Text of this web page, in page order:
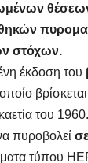
στόχων.
έκδοση του
του 1960.
πυροβολεί
τύπου